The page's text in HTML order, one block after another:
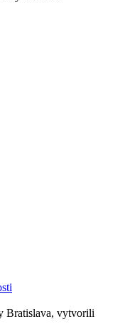
Bratislava, vytvorili